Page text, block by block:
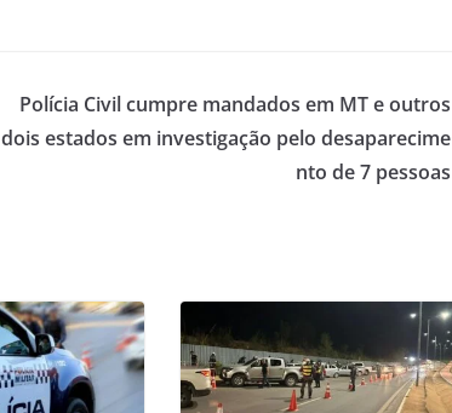
Polícia Civil cumpre mandados em MT e outros
dois estados em investigação pelo desaparecime
nto de 7 pessoas